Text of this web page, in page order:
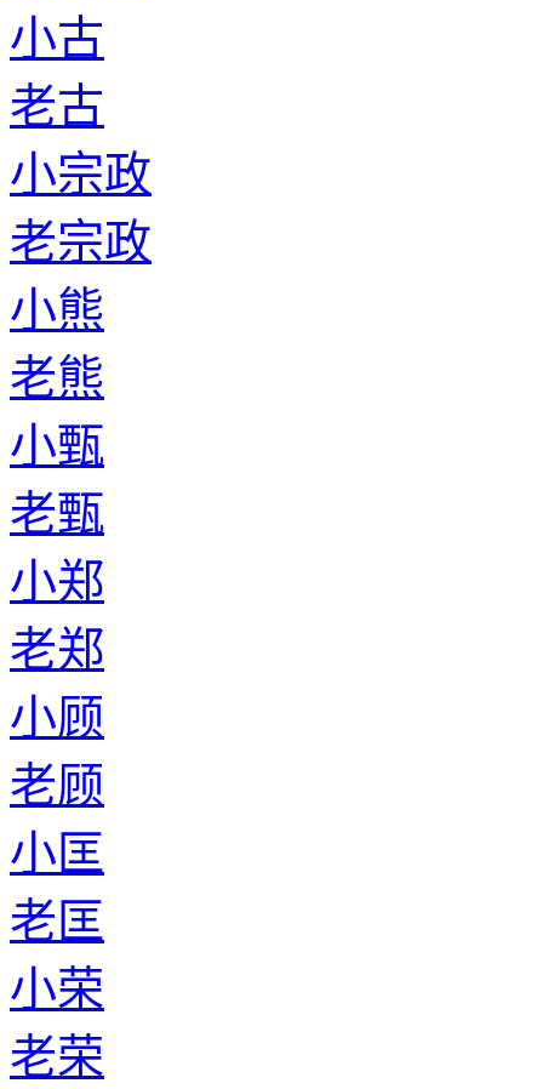
小古
老古
小宗政
老宗政
小熊
老熊
小甄
老甄
小郑
老郑
小顾
老顾
小匡
老匡
小荣
老荣